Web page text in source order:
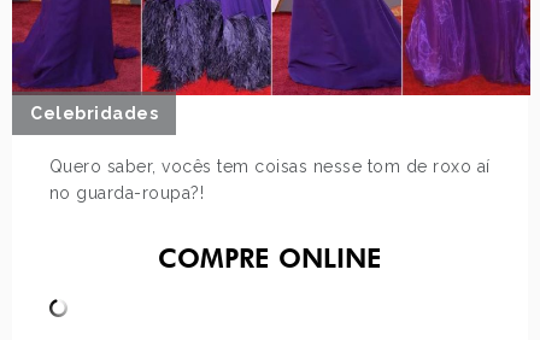
Celebridades
Quero saber, vocês tem coisas nesse tom de roxo aí
no guarda-roupa?!
COMPRE ONLINE